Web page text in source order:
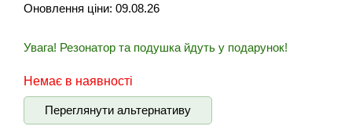
Оновлення ціни: 09.08.26
Увага! Резонатор та подушка йдуть у подарунок!
Немає в наявності
Переглянути альтернативу